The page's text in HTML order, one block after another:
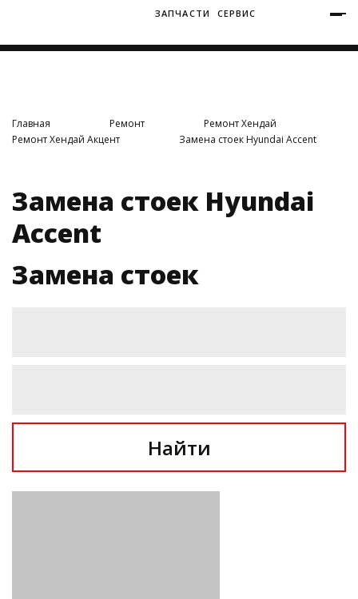
ЗАПЧАСТИ СЕРВИС
Главная Ремонт
Ремонт Хендай
Ремонт Хендай Акцент
Замена стоек Hyundai Accent
Замена стоек Hyundai
Accent
Замена стоек
Найти